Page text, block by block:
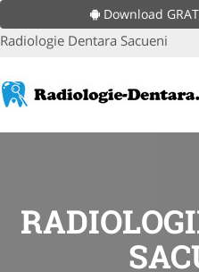
Download
Radiologie Dentara Sacueni